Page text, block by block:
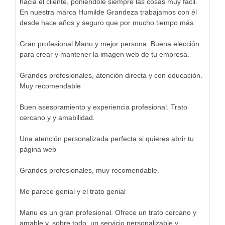
En nuestra marca Humilde Grandeza trabajamos con él
desde hace años y seguro que por mucho tiempo más.
Gran profesional Manu y mejor persona. Buena elección
para crear y mantener la imagen web de tu empresa.
Grandes profesionales, atención directa y con educación.
Muy recomendable
Buen asesoramiento y experiencia profesional. Trato
cercano y y amabilidad.
Una atención personalizada perfecta si quieres abrir tu
página web
Grandes profesionales, muy recomendable.
Me parece genial y el trato genial
Manu es un gran profesional. Ofrece un trato cercano y
amable y, sobre todo, un servicio personalizable y